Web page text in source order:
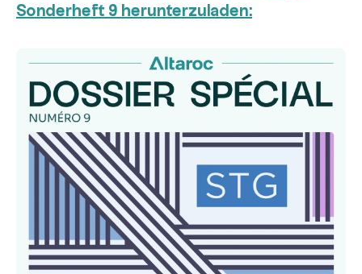
Sonderheft 9 herunterzuladen: